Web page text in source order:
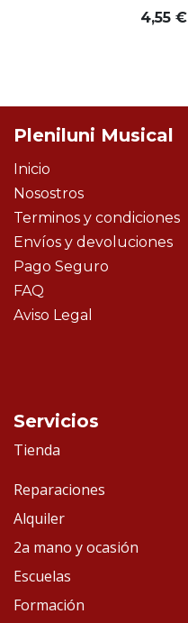
4,55€
Pleniluni Musical
Inicio
Nosostros
Terminos y condiciones
Envíos y devoluciones
Pago Seguro
FAQ
Aviso Legal
Servicios
Tienda
Reparaciones
Alquiler
2a mano y ocasión
Escuelas
Formación